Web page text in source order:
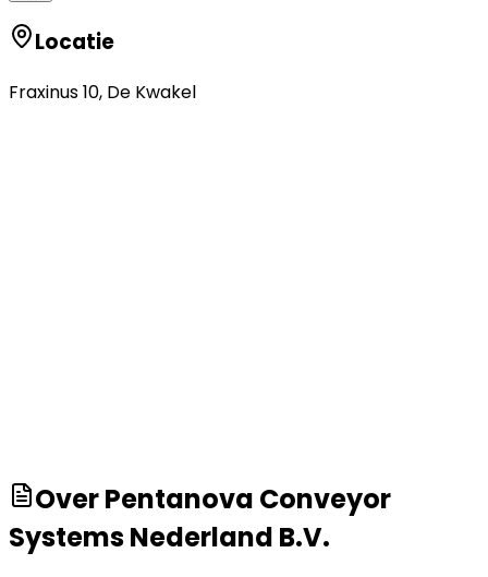
Locatie
Fraxinus 10, De Kwakel
OverPentanova Conveyor
Systems Nederland B.V.